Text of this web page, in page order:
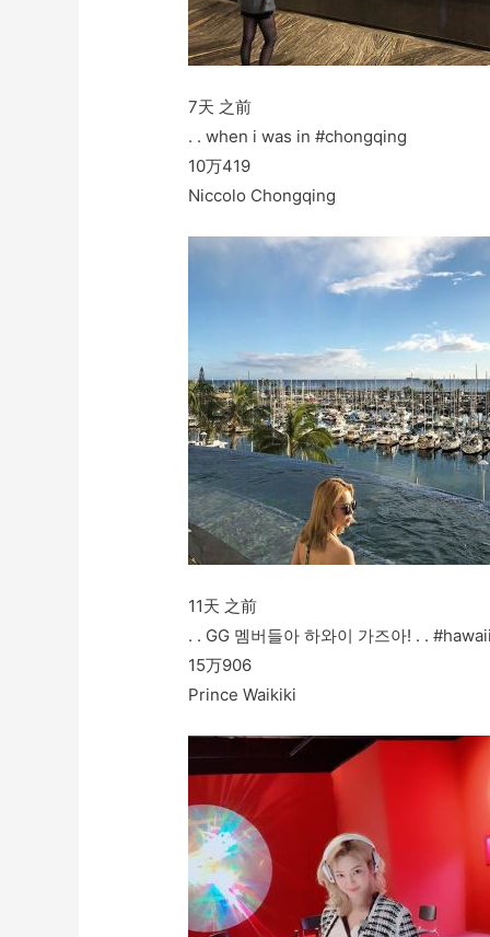
7天 之前
. . when i was in #chongqing
10万419
Niccolo Chongqing
11天 之前
. . GG 멤버들아 하와이 가즈아! . .
15万906
Prince Waikiki